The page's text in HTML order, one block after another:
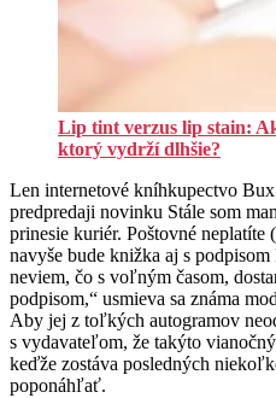
Lip tint verzus lip stain:
ktorý vydrží dlhšie?
Len internetové kníhkupectvo
predpredaji novinku Stále som
prinesie kuriér. Poštovné
navyše bude knižka aj s
neviem, čo s voľným časom,
podpisom,“ usmieva sa známa
Aby jej z toľkých autogramov
s vydavateľom, že takýto
keďže zostáva posledných
poponáhľať.